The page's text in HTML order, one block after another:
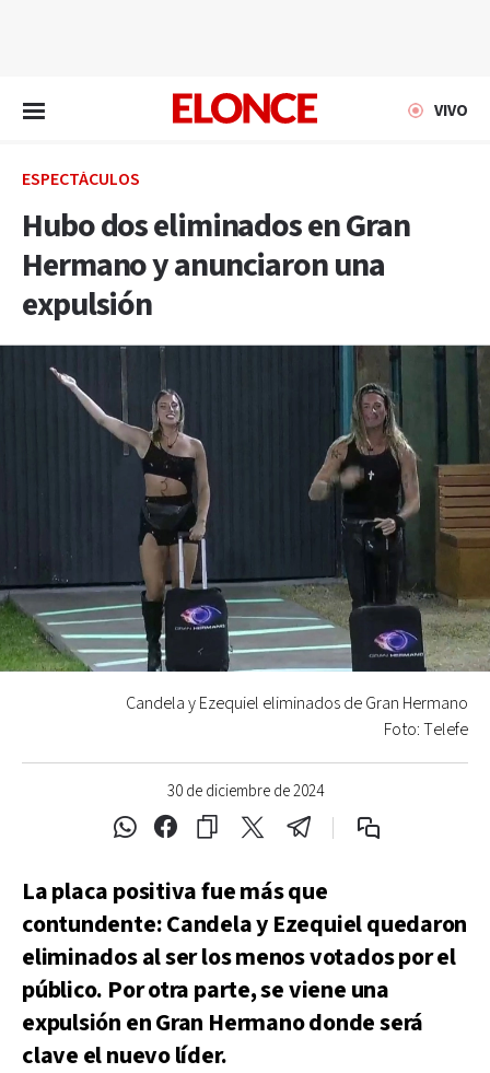
VIVO
ESPECTÁCULOS
Hubo dos eliminados en Gran
Hermano y anunciaron una
expulsión
30 de diciembre de 2024
Candela y Ezequiel eliminados de Gran Hermano
Foto: Telefe
La placa positiva fue más que
contundente: Candela y Ezequiel quedaron
eliminados al ser los menos votados por el
público. Por otra parte, se viene una
expulsión en Gran Hermano donde será
clave el nuevo líder.